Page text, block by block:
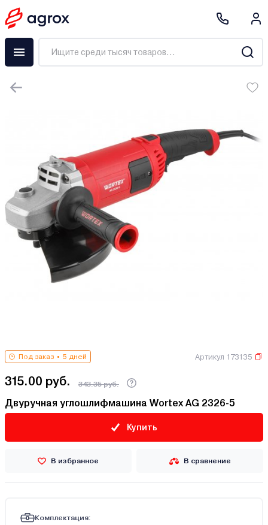
Под заказ 5 дней Артикул 173135
315.00 руб. 343.35 руб.
Двуручная углошлифмашина Wortex AG 2326-5
Купить
В избранное В сравнение
Комплектация: